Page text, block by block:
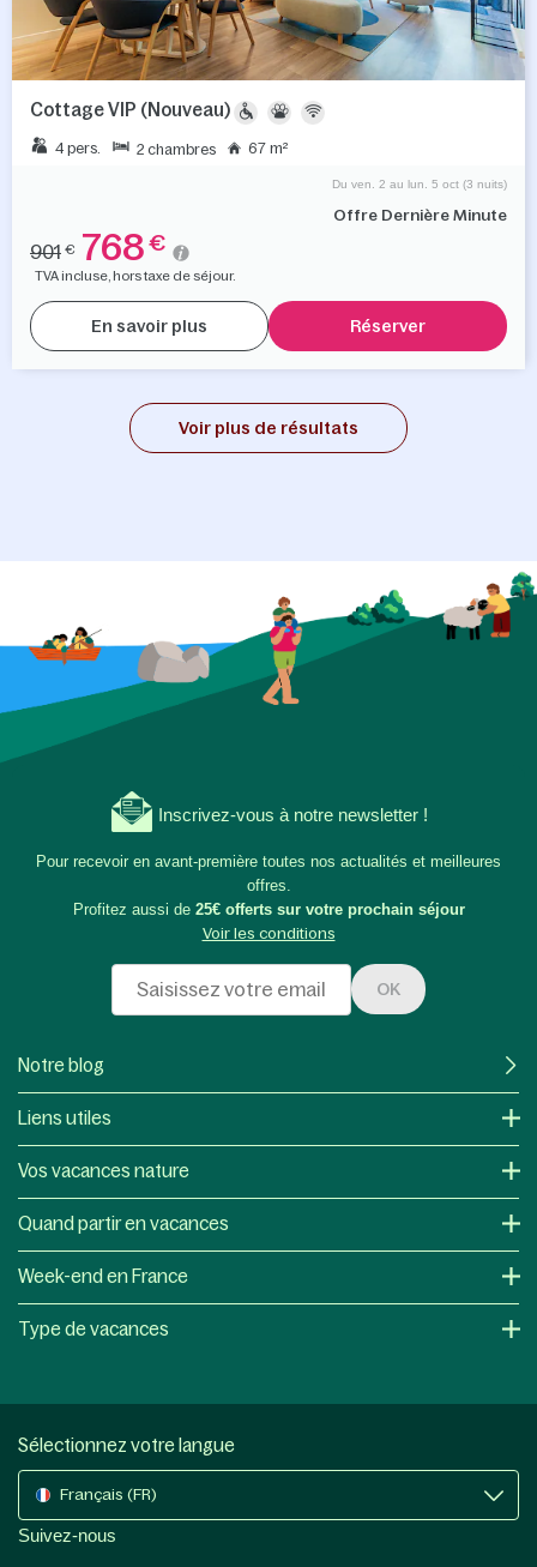
Cottage VIP (Nouveau)
4 pers. 2 chambres 67 m²
Offre Dernière Minute
Du ven. 2 au lun. 5 oct (3 nuits)
901 € 768 €
TVA incluse, hors taxe de séjour.
En savoir plus Réserver
Voir plus de résultats
Inscrivez-vous à notre newsletter !
Pour recevoir en avant-première toutes nos actualités et meilleures
offres.
Profitez aussi de 25€ offerts sur votre prochain séjour
Voir les conditions
OK
Notre blog
Liens utiles
Vos vacances nature
Quand partir en vacances
Week-end en France
Type de vacances
Sélectionnez votre langue
Français (FR)
Suivez-nous